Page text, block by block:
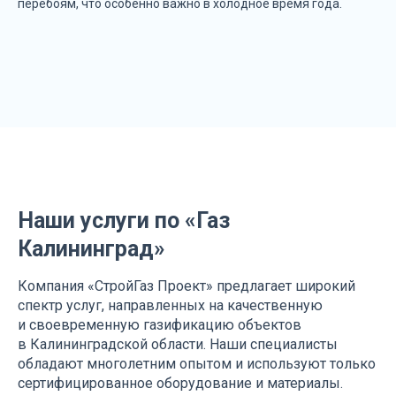
перебоям, что особенно важно в холодное время года.
Наши услуги по «Газ
Калининград»
Компания «СтройГаз Проект» предлагает широкий
спектр услуг, направленных на качественную
и своевременную газификацию объектов
в Калининградской области. Наши специалисты
обладают многолетним опытом и используют только
сертифицированное оборудование и материалы.